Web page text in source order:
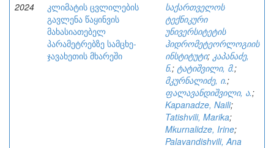
2024
კლიმატის ცვლილების
გავლენა წაყინვის
მახასიათებელ
პარამეტრებზე სამცხე-
ჯავახეთის მხარეში
საქართველოს
ტექნიკური
უნივერსიტეტის
ჰიდრომეტეორლოგიის
ინსტიტუტი; კაპანაძე,
ნ.; ტატიშვილი, მ.;
მკურნალიძე, ი.;
ფალავანდიშვილი, ა.;
Kapanadze, Naili;
Tatishvili, Marika;
Mkurnalidze, Irine;
Palavandishvili, Ana